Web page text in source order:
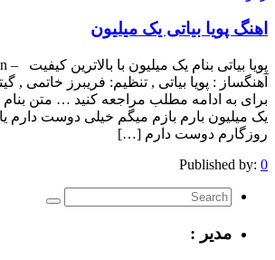
اهنگ پویا بیاتی یک میلیون
آهنگساز : پویا بیاتی , تنظیم: فریبرز خاتمی ,
برای به ادامه مطلب مراجعه کنید … متن
یک میلیون بارم بازم میگم خیلی دوست دارم
روزگارم دوست دارم […]
Published by: 0
مدیر :